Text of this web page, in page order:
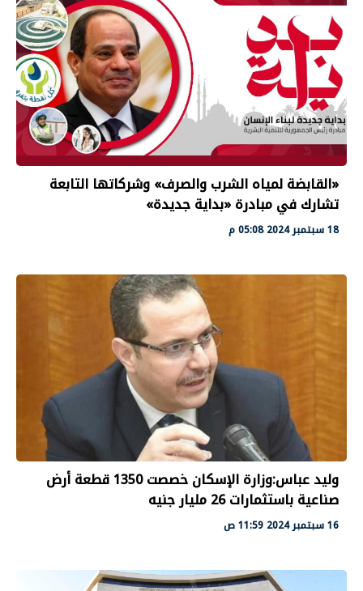
«القابضة لمياه الشرب والصرف» وشركاتها التابعة
تشارك في مبادرة «بداية جديدة»
18 سبتمبر 2024 05:08 م
وليد عباس:وزارة الإسكان خصصت 1350 قطعة أرض
صناعية باستثمارات 26 مليار جنيه
16 سبتمبر 2024 11:59 ص